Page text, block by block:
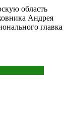
область
Андрея
главка